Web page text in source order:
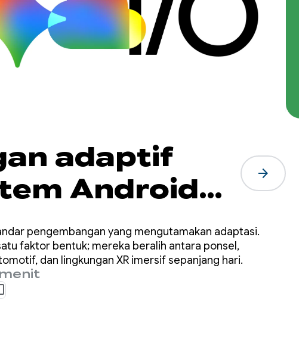
adaptif
Android
arrow_forward
pengembangan yang mengutamakan adaptasi.
faktor bentuk; mereka beralih antara ponsel,
dan lingkungan XR imersif sepanjang hari.